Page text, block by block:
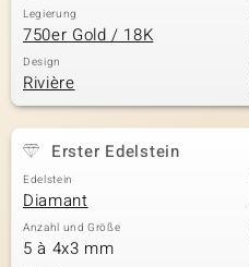
Classics
Legierung
750er Gold / 18K
Design
Rivière
Erster Edelstein
Edelstein
Diamant
Anzahl und Größe
5 à 4x3 mm